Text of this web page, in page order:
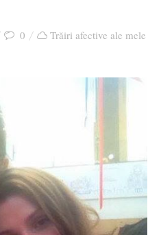
povestite
0 Trăiri afective ale mele